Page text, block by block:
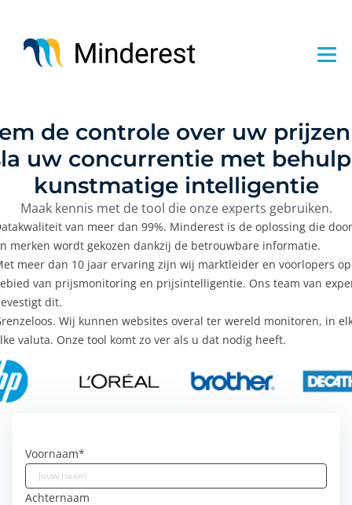
naar
de controle over uw
uw concurrentie met
kunstmatige intelligentie
Maak kennis met de tool die onze experts gebruiken.
van meer dan 99%. Minderest is de oplossing die
merken wordt gekozen dankzij de betrouwbare informatie.
meer dan 10 jaar ervaring zijn wij marktleider en voorlopers
van prijsmonitoring en prijsintelligentie. Ons team van
dit.
Wij kunnen websites overal ter wereld monitoren, in
valuta. Onze tool komt zo ver als u dat nodig heeft.
Voornaam*
Achternaam